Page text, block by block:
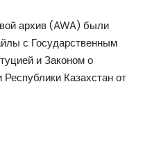
архив (AWA) были
с Государственным
и Законом о
Республики Казахстан от